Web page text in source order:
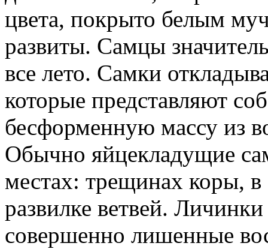
цвета, покрыто белым
развиты. Самцы
все лето. Самки
которые представляют
бесформенную массу из
Обычно яйцекладущие
местах: трещинах коры,
развилке ветвей.
совершенно лишенные